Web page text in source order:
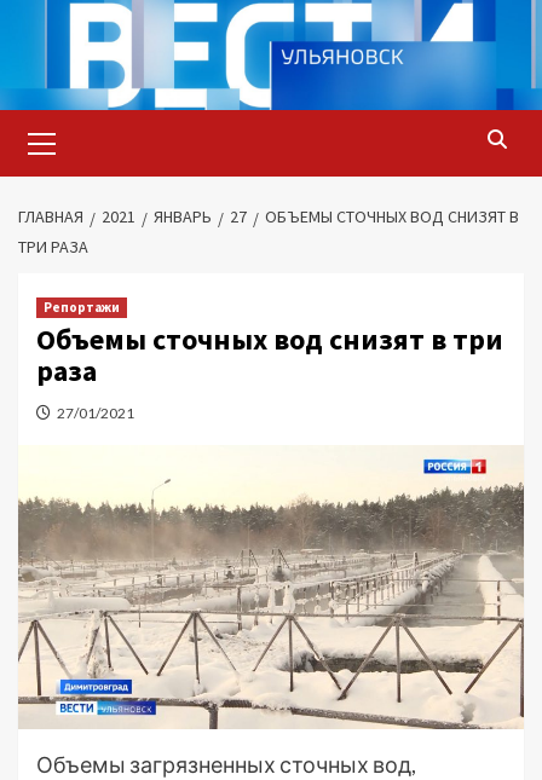
содержимому
меню
ГЛАВНАЯ 2021 ЯНВАРЬ 27
ОБЪЕМЫ СТОЧНЫХ ВОД СНИЗЯТ В
ТРИ РАЗА
Репортажи
Объемы сточных вод снизят в три
раза
27/01/2021
Объемы загрязненных сточных вод,